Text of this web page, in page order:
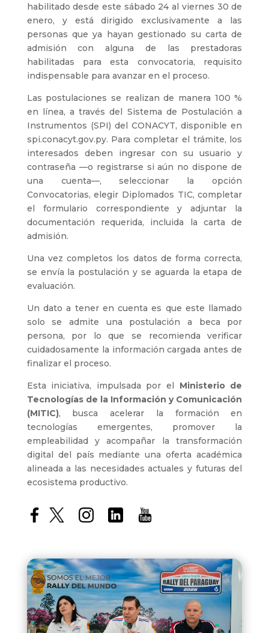
habilitado desde este sábado 24 al viernes 30 de
enero, y está dirigido exclusivamente a las
personas que ya hayan gestionado su carta de
admisión con alguna de las prestadoras
habilitadas para esta convocatoria, requisito
indispensable para avanzar en el proceso.
Las postulaciones se realizan de manera 100 %
en línea, a través del Sistema de Postulación a
Instrumentos (SPI) del CONACYT, disponible en
spi.conacyt.gov.py. Para completar el trámite, los
interesados deben ingresar con su usuario y
contraseña —o registrarse si aún no dispone de
una cuenta—, seleccionar la opción
Convocatorias, elegir Diplomados TIC, completar
el formulario correspondiente y adjuntar la
documentación requerida, incluida la carta de
admisión.
Una vez completos los datos de forma correcta,
se envía la postulación y se aguarda la etapa de
evaluación.
Un dato a tener en cuenta es que este llamado
solo se admite una postulación a beca por
persona, por lo que se recomienda verificar
cuidadosamente la información cargada antes de
finalizar el proceso.
Esta iniciativa, impulsada por el Ministerio de
Tecnologías de la Información y Comunicación
(MITIC), busca acelerar la formación en
tecnologías emergentes, promover la
empleabilidad y acompañar la transformación
digital del país mediante una oferta académica
alineada a las necesidades actuales y futuras del
ecosistema productivo.